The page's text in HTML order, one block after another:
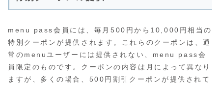
menu pass会員には、毎月500円から10,000円相当の
特別クーポンが提供されます。これらのクーポンは、通
常のmenuユーザーには提供されない、menu pass会
員限定のものです。クーポンの内容は月によって異なり
ますが、多くの場合、500円割引クーポンが提供されて